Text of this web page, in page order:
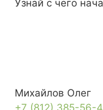
Узнай с чего
Михайлов Олег